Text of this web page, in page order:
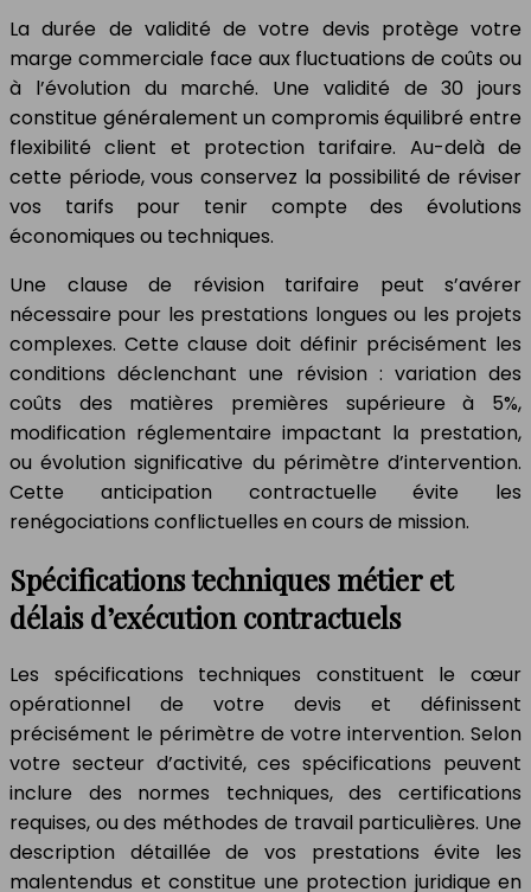
La durée de validité de votre devis protège votre
marge commerciale face aux fluctuations de coûts ou
à l’évolution du marché. Une validité de 30 jours
constitue généralement un compromis équilibré entre
flexibilité client et protection tarifaire. Au-delà de
cette période, vous conservez la possibilité de réviser
vos tarifs pour tenir compte des évolutions
économiques ou techniques.
Une clause de révision tarifaire peut s’avérer
nécessaire pour les prestations longues ou les projets
complexes. Cette clause doit définir précisément les
conditions déclenchant une révision : variation des
coûts des matières premières supérieure à 5%,
modification réglementaire impactant la prestation,
ou évolution significative du périmètre d’intervention.
Cette anticipation contractuelle évite les
renégociations conflictuelles en cours de mission.
Spécifications techniques métier et
délais d’exécution contractuels
Les spécifications techniques constituent le cœur
opérationnel de votre devis et définissent
précisément le périmètre de votre intervention. Selon
votre secteur d’activité, ces spécifications peuvent
inclure des normes techniques, des certifications
requises, ou des méthodes de travail particulières. Une
description détaillée de vos prestations évite les
malentendus et constitue une protection juridique en